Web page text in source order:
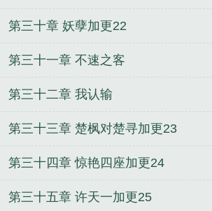
第三十章 妖孽加更22
第三十一章 不速之客
第三十二章 我认输
第三十三章 楚枫对楚寻加更23
第三十四章 惊艳四座加更24
第三十五章 许天一加更25